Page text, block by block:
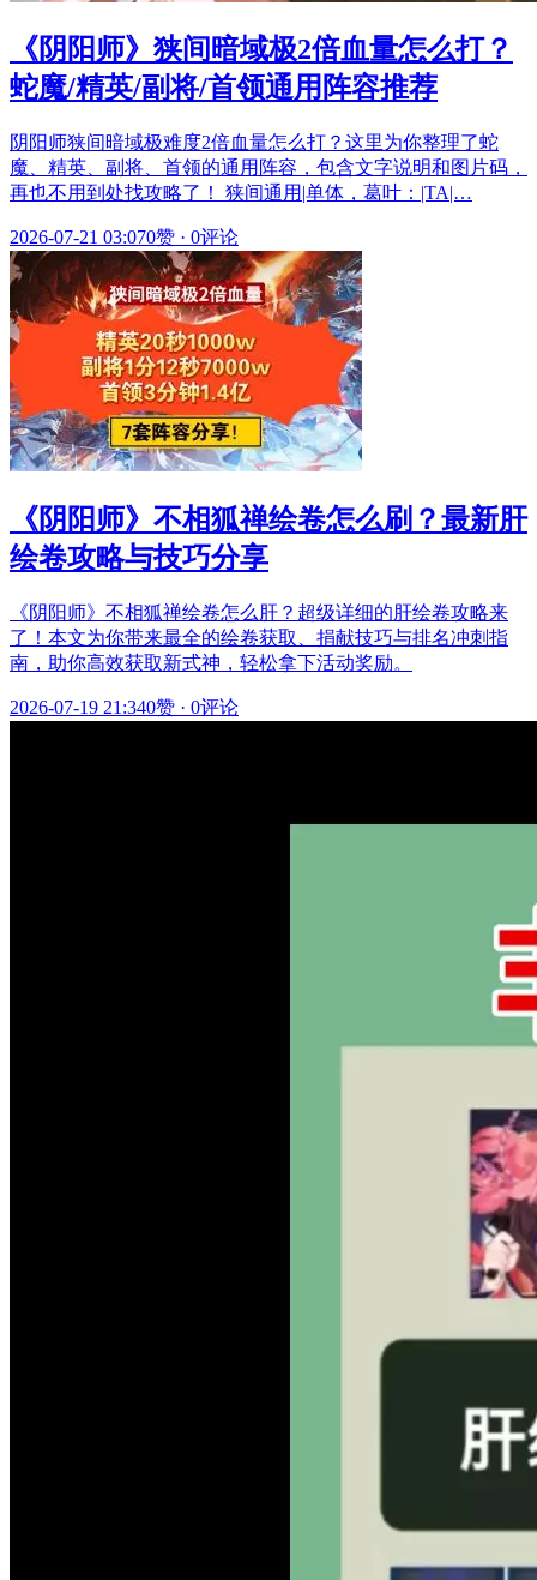
《阴阳师》狭间暗域极2倍血量怎么打？
蛇魔/精英/副将/首领通用阵容推荐
阴阳师狭间暗域极难度2倍血量怎么打？这里为你整理了蛇
魔、精英、副将、首领的通用阵容，包含文字说明和图片码，
再也不用到处找攻略了！ 狭间通用|单体，葛叶：|TA|…
2026-07-21 03:070赞 · 0评论
《阴阳师》不相狐禅绘卷怎么刷？最新肝
绘卷攻略与技巧分享
《阴阳师》不相狐禅绘卷怎么肝？超级详细的肝绘卷攻略来
了！本文为你带来最全的绘卷获取、捐献技巧与排名冲刺指
南，助你高效获取新式神，轻松拿下活动奖励。
2026-07-19 21:340赞 · 0评论